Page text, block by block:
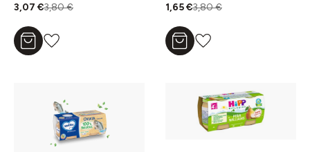
3,07 €3,80 €
Aggiungi al carrello
1,65 €3,80 €
Aggiungi al carrello